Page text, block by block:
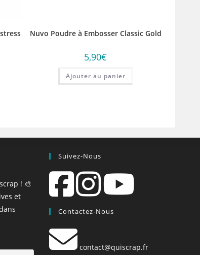
Nuvo Poudre à Embosser Classic Gold
5,90€
Ajouter au panier
! 🎨
et
Suivez-Nous
Contactez-Nous
contact@quiscrap.fr